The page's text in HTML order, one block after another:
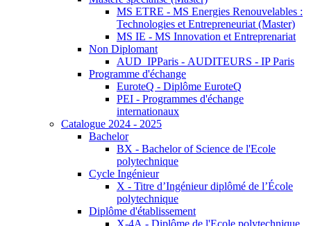
MS ETRE - MS Energies Renouvelables :
Technologies et Entrepreneuriat (Master)
MS IE - MS Innovation et Entreprenariat
Non Diplomant
AUD_IPParis - AUDITEURS - IP Paris
Programme d'échange
EuroteQ - Diplôme EuroteQ
PEI - Programmes d'échange
internationaux
Catalogue 2024 - 2025
Bachelor
BX - Bachelor of Science de l'Ecole
polytechnique
Cycle Ingénieur
X - Titre d’Ingénieur diplômé de l’École
polytechnique
Diplôme d'établissement
X-4A - Diplôme de l'Ecole polytechnique